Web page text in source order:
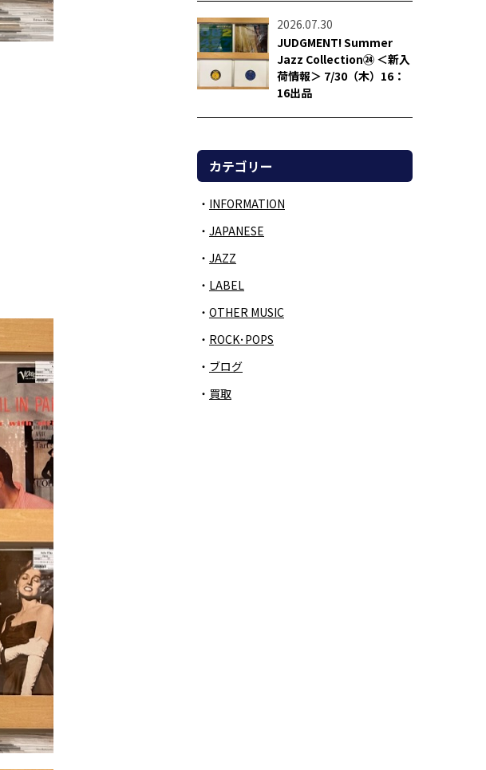
2026.07.30
JUDGMENT! Summer
Jazz Collection㉔ ＜新入
荷情報＞ 7/30（木）16：
16出品
カテゴリー
INFORMATION
JAPANESE
JAZZ
LABEL
OTHER MUSIC
ROCK･POPS
ブログ
買取